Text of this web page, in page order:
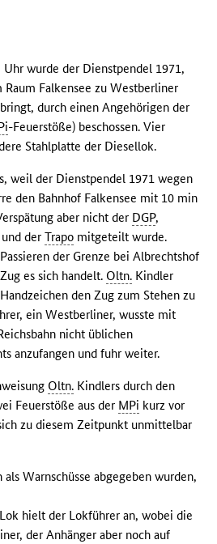
Uhr wurde der Dienstpendel 1971,
Raum Falkensee zu Westberliner
durch einen Angehörigen der
-Feuerstöße) beschossen. Vier
Stahlplatte der Diesellok.
weil der Dienstpendel 1971 wegen
den Bahnhof Falkensee mit 10 min
aber nicht der DGP,
und derTrapo mitgeteilt wurde.
der Grenze bei Albrechtshof
es sich handelt. Oltn. Kindler
den Zug zum Stehen zu
ein Westberliner, wusste mit
nicht üblichen
anzufangen und fuhr weiter.
Oltn. Kindlers durch den
Feuerstöße aus der MPi kurz vor
zu diesem Zeitpunkt unmittelbar
Warnschüsse abgegeben wurden,
hielt der Lokführer an, wobei die
der Anhänger aber noch auf